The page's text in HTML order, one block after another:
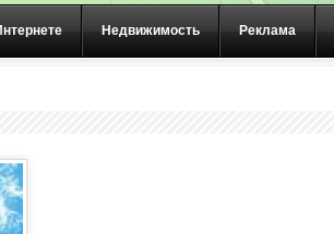
Недвижимость Реклама